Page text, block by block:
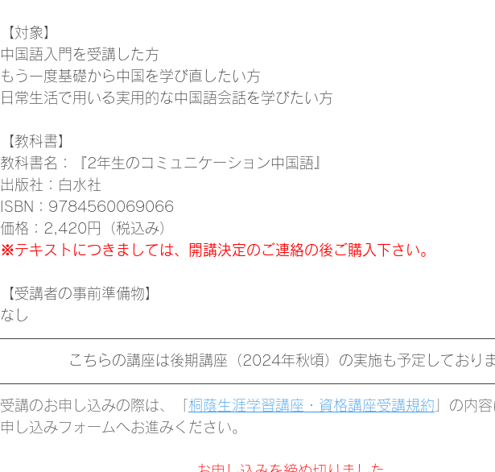
【対象】
中国語入門を受講した方
もう一度基礎から中国を学び直したい方
日常生活で用いる実用的な中国語会話を学びたい方
【教科書】
教科書名：『2年生のコミュニケーション中国語』
出版社：白水社
ISBN：9784560069066
価格：2,420円（税込み）
※テキストにつきましては、開講決定のご連絡の後ご購入下さい。
【受講者の事前準備物】
なし
こちらの講座は後期講座（2024年秋頃）の実施も予定しておりま
受講のお申し込みの際は、「 桐蔭生涯学習講座・資格講座受講規約 」の内
申し込みフォームへお進みください。